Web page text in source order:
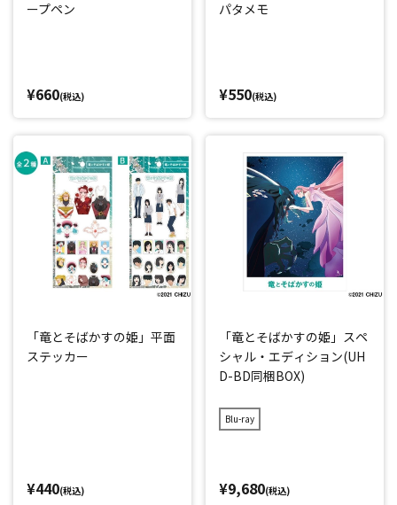
ープペン
¥660(税込)
パタメモ
¥550(税込)
「竜とそばかすの姫」平面
ステッカー
¥440(税込)
「竜とそばかすの姫」スペ
シャル・エディション(UH
D-BD同梱BOX)
Blu-ray
¥9,680(税込)